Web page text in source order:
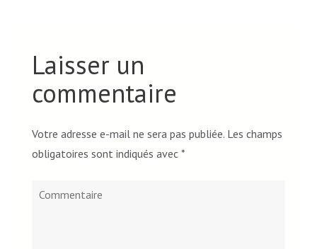
Laisser un
commentaire
Votre adresse e-mail ne sera pas publiée. Les champs
obligatoires sont indiqués avec *
Commentaire